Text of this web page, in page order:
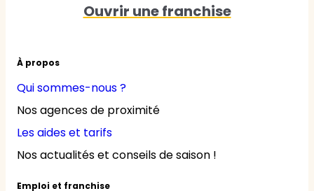
À propos
Qui sommes-nous ?
Nos agences de proximité
Les aides et tarifs
Nos actualités et conseils de saison !
Emploi et franchise
Ouvrir une franchise